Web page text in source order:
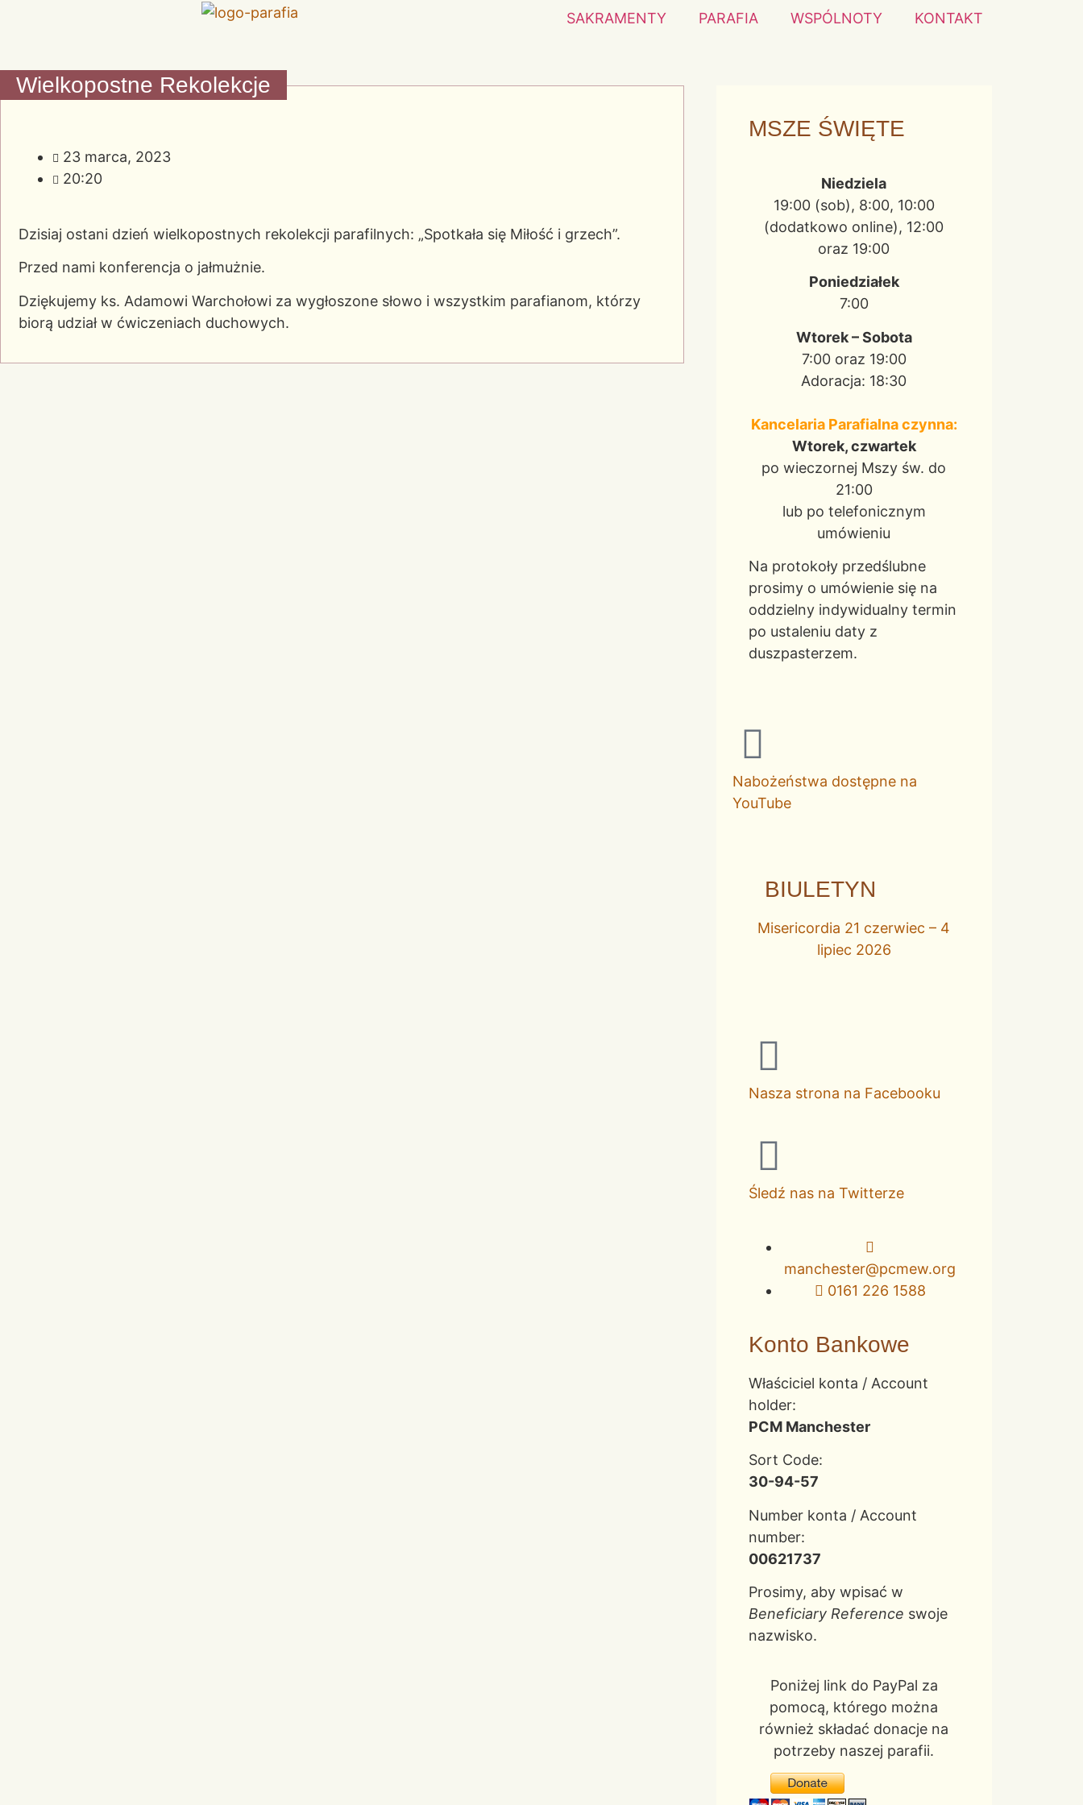
SAKRAMENTY PARAFIA WSPÓLNOTY KONTAKT
Wielkopostne Rekolekcje
23 marca, 2023
20:20
Dzisiaj ostani dzień wielkopostnych rekolekcji parafilnych: „Spotkała się Miłość i grzech”.
Przed nami konferencja o jałmużnie.
Dziękujemy ks. Adamowi Warchołowi za wygłoszone słowo i wszystkim parafianom, którzy
biorą udział w ćwiczeniach duchowych.
MSZE ŚWIĘTE
Niedziela
19:00 (sob), 8:00, 10:00
(dodatkowo online), 12:00
oraz 19:00
Poniedziałek
7:00
Wtorek – Sobota
7:00 oraz 19:00
Adoracja: 18:30
Kancelaria Parafialna czynna:
Wtorek, czwartek
po wieczornej Mszy św. do
21:00
lub po telefonicznym
umówieniu
Na protokoły przedślubne
prosimy o umówienie się na
oddzielny indywidualny termin
po ustaleniu daty z
duszpasterzem.
Nabożeństwa dostępne na
YouTube
BIULETYN
Misericordia 21 czerwiec – 4
lipiec 2026
Nasza strona na Facebooku
Śledź nas na Twitterze
manchester@pcmew.org
0161 226 1588
Konto Bankowe
Właściciel konta / Account
holder:
PCM Manchester
Sort Code:
30-94-57
Number konta / Account
number:
00621737
Prosimy, aby wpisać w
Beneficiary Reference swoje
nazwisko.
Poniżej link do PayPal za
pomocą, którego można
również składać donacje na
potrzeby naszej parafii.